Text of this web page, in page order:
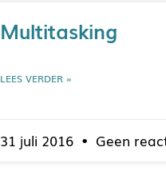
Multitasking
LEES VERDER »
31 juli 2016 Geen